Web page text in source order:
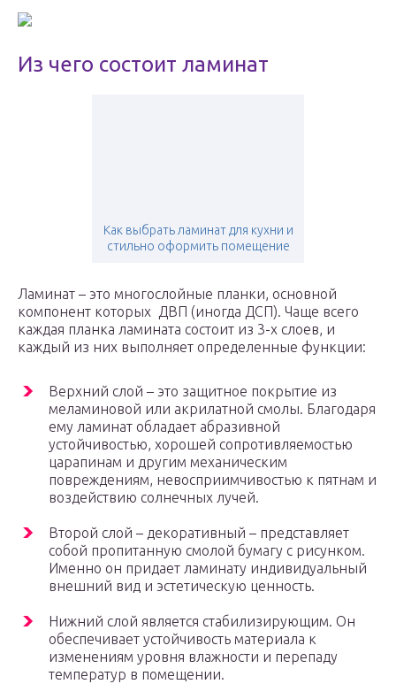
Из чего состоит ламинат
Как выбрать ламинат для кухни и
стильно оформить помещение
Ламинат – это многослойные планки, основной
компонент которых ДВП (иногда ДСП). Чаще всего
каждая планка ламината состоит из 3-х слоев, и
каждый из них выполняет определенные функции:
Верхний слой – это защитное покрытие из
меламиновой или акрилатной смолы. Благодаря
ему ламинат обладает абразивной
устойчивостью, хорошей сопротивляемостью
царапинам и другим механическим
повреждениям, невосприимчивостью к пятнам и
воздействию солнечных лучей.
Второй слой – декоративный – представляет
собой пропитанную смолой бумагу с рисунком.
Именно он придает ламинату индивидуальный
внешний вид и эстетическую ценность.
Нижний слой является стабилизирующим. Он
обеспечивает устойчивость материала к
изменениям уровня влажности и перепаду
температур в помещении.